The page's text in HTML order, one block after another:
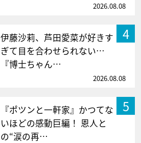
2026.08.08
4
伊藤沙莉、芦田愛菜が好きす
ぎて目を合わせられない…
『博士ちゃん…
2026.08.08
5
『ポツンと一軒家』かつてな
いほどの感動巨編！ 恩人と
の“涙の再…